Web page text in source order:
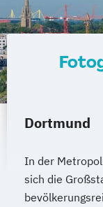
Dortmund
In der
sich die